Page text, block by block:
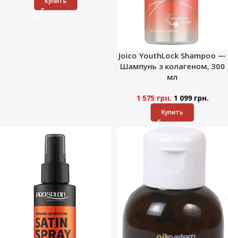
Joico YouthLock Shampoo —
Шампунь з колагеном, 300
мл
1 575грн. 1 099 грн.
Купить